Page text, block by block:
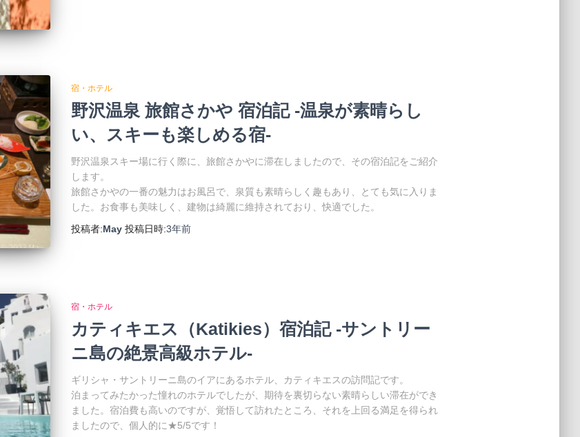
宿・ホテル
野沢温泉 旅館さかや 宿泊記 -温泉が素晴らし
い、スキーも楽しめる宿-
野沢温泉スキー場に行く際に、旅館さかやに滞在しましたので、その宿泊記をご紹介
します。
旅館さかやの一番の魅力はお風呂で、泉質も素晴らしく趣もあり、とても気に入りま
した。お食事も美味しく、建物は綺麗に維持されており、快適でした。
投稿者:May投稿日時:3年前
宿・ホテル
カティキエス（Katikies）宿泊記 -サントリー
ニ島の絶景高級ホテル-
ギリシャ・サントリーニ島のイアにあるホテル、カティキエスの訪問記です。
泊まってみたかった憧れのホテルでしたが、期待を裏切らない素晴らしい滞在ができ
ました。宿泊費も高いのですが、覚悟して訪れたところ、それを上回る満足を得られ
ましたので、個人的に★5/5です！